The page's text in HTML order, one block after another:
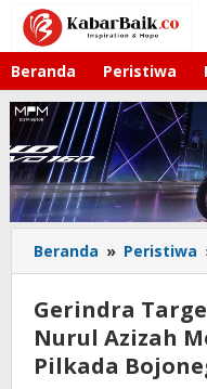
Lewati
konten
Beranda Peristiwa
Beranda » Peristiwa
Gerindra
Nurul Azizah
Pilkada